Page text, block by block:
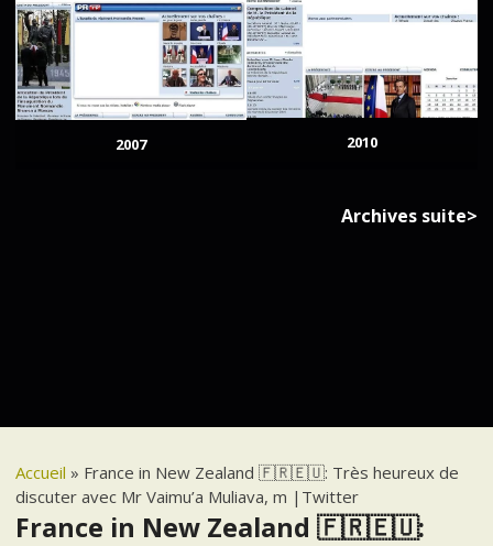
2007 2010
Archives suite>
Accueil » France in New Zealand 🇫🇷🇪🇺: Très heureux de
discuter avec Mr Vaimu’a Muliava, m |Twitter
France in New Zealand 🇫🇷🇪🇺: